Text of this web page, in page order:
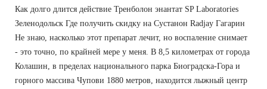
Как долго длится действие Тренболон энантат SP Laboratories
Зеленодольск Где получить скидку на Сустанон Radjay Гагарин
Не знаю, насколько этот препарат лечит, но воспаление снимает
- это точно, по крайней мере у меня. В 8,5 километрах от города
Колашин, в пределах национального парка Биоградска-Гора и
горного массива Чупови 1880 метров, находится лыжный центр